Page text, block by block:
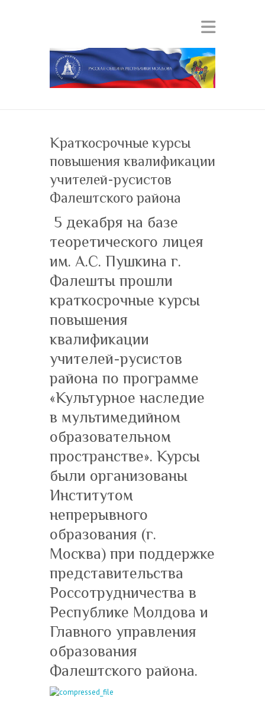
Краткосрочные курсы
повышения квалификации
учителей-русистов
Фалештского района
5 декабря на базе
теоретического лицея
им. А.С. Пушкина г.
Фалешты прошли
краткосрочные курсы
повышения
квалификации
учителей-русистов
района по программе
«Культурное наследие
в мультимедийном
образовательном
пространстве». Курсы
были организованы
Институтом
непрерывного
образования (г.
Москва) при поддержке
представительства
Россотрудничества в
Республике Молдова и
Главного управления
образования
Фалештского района.